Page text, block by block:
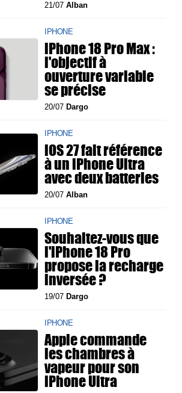
21/07Alban
IPHONE
iPhone 18 Pro Max :
l'objectif à
ouverture variable
se précise
20/07 Dargo
IPHONE
iOS 27 fait référence
à un iPhone Ultra
avec deux batteries
20/07Alban
IPHONE
Souhaitez-vous que
l'iPhone 18 Pro
propose la recharge
inversée ?
19/07 Dargo
IPHONE
Apple commande
les chambres à
vapeur pour son
iPhone Ultra